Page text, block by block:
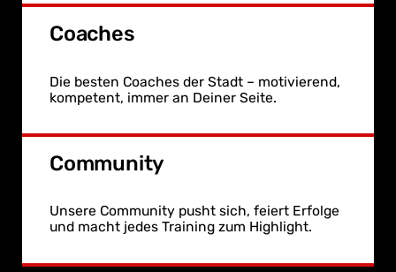
Coaches
Die besten Coaches der Stadt – motivierend,
kompetent, immer an Deiner Seite.
Community
Unsere Community pusht sich, feiert Erfolge
und macht jedes Training zum Highlight.